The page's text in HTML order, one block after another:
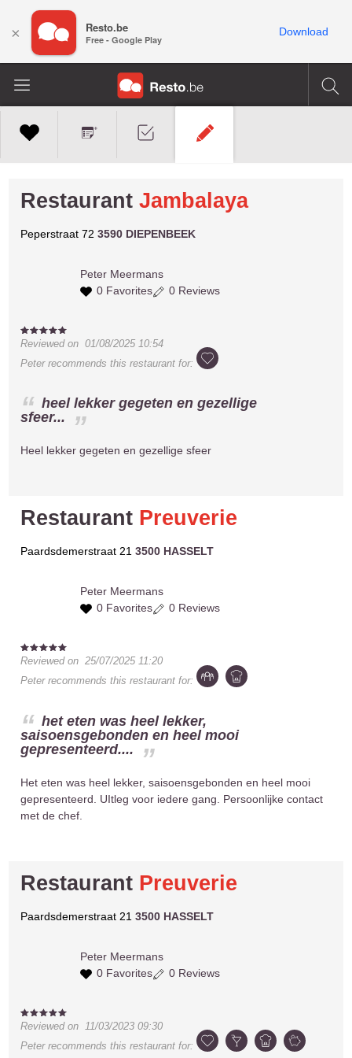
Restaurant Jambalaya
Peperstraat 723590 DIEPENBEEK
Peter Meermans
0 Favorites
0 Reviews
Reviewed on01/08/2025 10:54
Peterrecommends this restaurant for:
heel lekker gegeten en gezellige
sfeer...
Heel lekker gegeten en gezellige sfeer
Restaurant Preuverie
Paardsdemerstraat 213500 HASSELT
Peter Meermans
0 Favorites
0 Reviews
Reviewed on25/07/2025 11:20
Peterrecommends this restaurant for:
het eten was heel lekker,
saisoensgebonden en heel mooi
gepresenteerd....
Het eten was heel lekker, saisoensgebonden en heel mooi
gepresenteerd. UItleg voor iedere gang. Persoonlijke contact
met de chef.
Restaurant Preuverie
Paardsdemerstraat 213500 HASSELT
Peter Meermans
0 Favorites
0 Reviews
Reviewed on
11/03/2023 09:30
Peterrecommends this restaurant for:
× Resto.be
Free - Google Play
Download